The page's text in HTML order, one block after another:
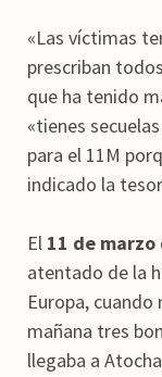
«Las víctimas
prescriban
que ha tenido
«tienes
para el 11M
indicado la
El 11 de marzo
atentado de la
Europa,
mañana tres
llegaba a